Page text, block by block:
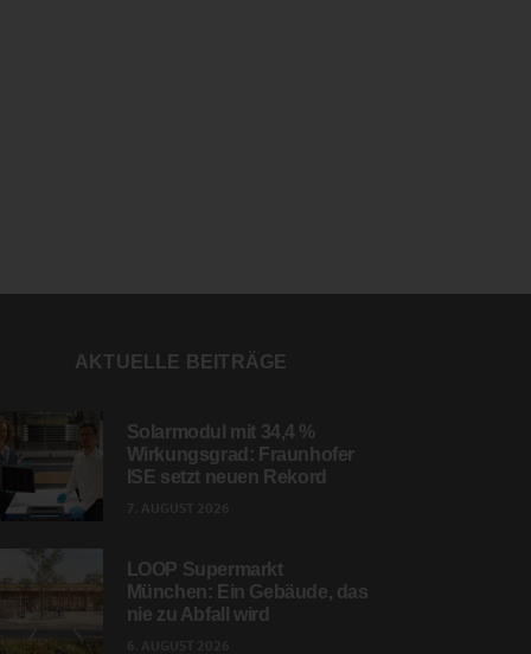
AKTUELLE BEITRÄGE
Solarmodul mit 34,4 %
Wirkungsgrad: Fraunhofer
ISE setzt neuen Rekord
LOOP Supermarkt
München: Ein Gebäude, das
nie zu Abfall wird